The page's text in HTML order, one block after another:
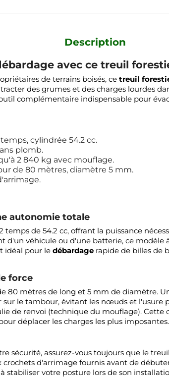
Description
avec ce treuil
de terrains boisés, ce treuil
des grumes et des charges lourdes
complémentaire indispensable pour
temps, cylindrée 54.2 cc.
plomb.
2 840 kg avec mouflage.
de 80 mètres, diamètre 5 mm.
autonomie totale
de 54.2 cc, offrant la puissance
d'un véhicule ou d'une batterie, ce
idéal pour le débardage rapide de billes de
force
80 mètres de long et 5 mm de diamètre.
le tambour, évitant les nœuds et l'usure
de renvoi (technique du mouflage).
déplacer les charges les plus imposantes.
sécurité, assurez-vous toujours que le
crochets d'arrimage fournis avant de
stabiliser votre posture lors de son